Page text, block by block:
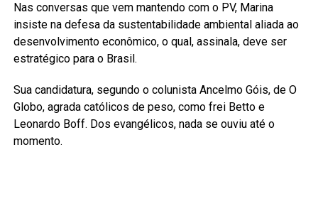
Nas conversas que vem mantendo com o PV, Marina
insiste na defesa da sustentabilidade ambiental aliada ao
desenvolvimento econômico, o qual, assinala, deve ser
estratégico para o Brasil.
Sua candidatura, segundo o colunista Ancelmo Góis, de O
Globo, agrada católicos de peso, como frei Betto e
Leonardo Boff. Dos evangélicos, nada se ouviu até o
momento.